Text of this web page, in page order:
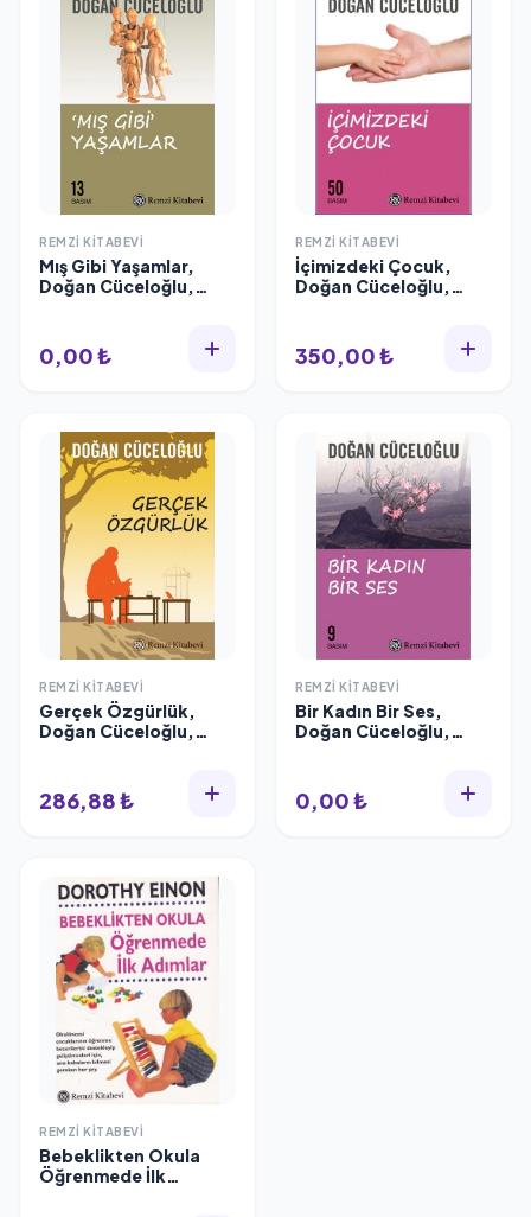
REMZI KITABEVI
Mış Gibi Yaşamlar,
Doğan Cüceloğlu,
0,00 ₺
REMZI KITABEVI
İçimizdeki Çocuk,
Doğan Cüceloğlu,
350,00 ₺
REMZI KITABEVI
Gerçek Özgürlük,
Doğan Cüceloğlu,
286,88 ₺
REMZI KITABEVI
Bir Kadın Bir Ses,
Doğan Cüceloğlu,
0,00 ₺
REMZI KITABEVI
Bebeklikten Okula
Öğrenmede İlk